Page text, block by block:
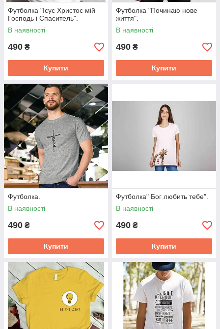
Футболка "Ісус Христос мій
Господь і Спаситель".
В наявності
490 ₴
Купити
Футболка "Починаю нове
життя".
В наявності
490 ₴
Купити
Футболка.
В наявності
490 ₴
Купити
Футболка" Бог любить тебе".
В наявності
490 ₴
Купити